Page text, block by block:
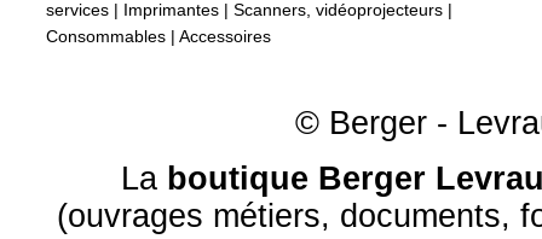
services
Imprimantes Scanners, vidéoprojecteurs
Consommables
Accessoires
© Berger -
La boutique Berger
(ouvrages métiers, documents,